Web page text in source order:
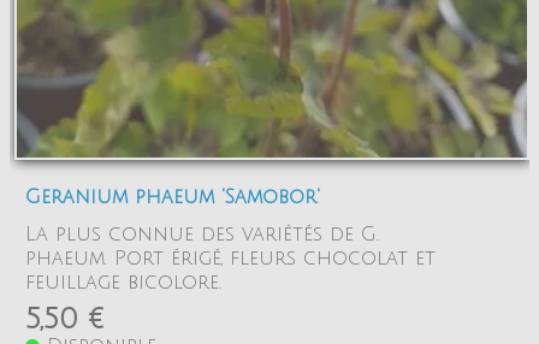
Geranium phaeum 'Samobor'
La plus connue des variétés de G.
phaeum. Port érigé, fleurs chocolat et
feuillage bicolore.
5,50 €